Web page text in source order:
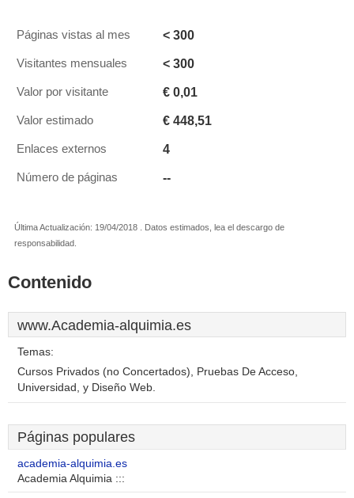
Páginas vistas al mes < 300
Visitantes mensuales < 300
Valor por visitante € 0,01
Valor estimado € 448,51
Enlaces externos 4
Número de páginas --
Última Actualización: 19/04/2018 . Datos estimados, lea el descargo de
responsabilidad.
Contenido
www.Academia-alquimia.es
Temas:
Cursos Privados (no Concertados), Pruebas De Acceso,
Universidad, y Diseño Web.
Páginas populares
academia-alquimia.es
Academia Alquimia :::